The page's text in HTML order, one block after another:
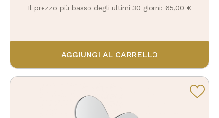
Il prezzo più basso degli ultimi 30 giorni: 65,00 €
AGGIUNGI AL CARRELLO